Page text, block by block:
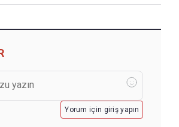
Yorum için giriş yapın